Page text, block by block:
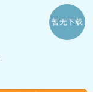
暂无下载